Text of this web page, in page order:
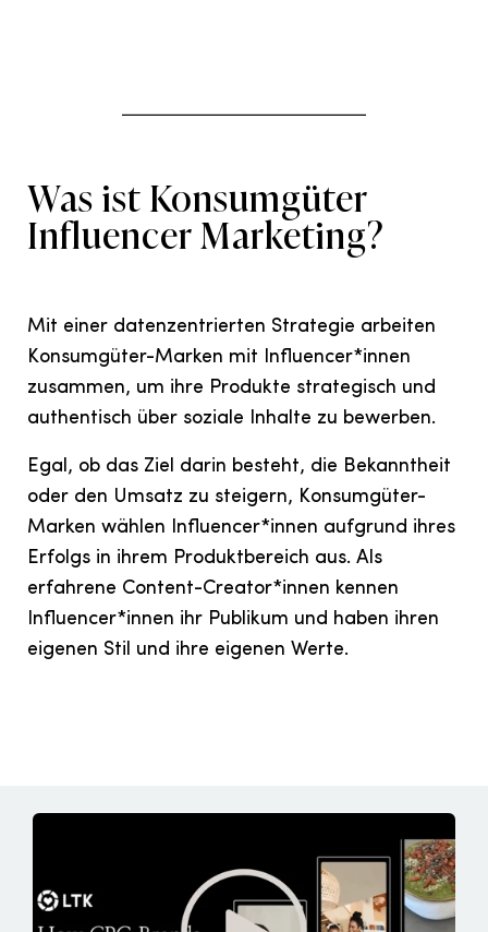
Was ist Konsumgüter
Influencer Marketing?
Mit einer datenzentrierten Strategie arbeiten
Konsumgüter-Marken mit Influencer*innen
zusammen, um ihre Produkte strategisch und
authentisch über soziale Inhalte zu bewerben.
Egal, ob das Ziel darin besteht, die Bekanntheit
oder den Umsatz zu steigern, Konsumgüter-
Marken wählen Influencer*innen aufgrund ihres
Erfolgs in ihrem Produktbereich aus. Als
erfahrene Content-Creator*innen kennen
Influencer*innen ihr Publikum und haben ihren
eigenen Stil und ihre eigenen Werte.